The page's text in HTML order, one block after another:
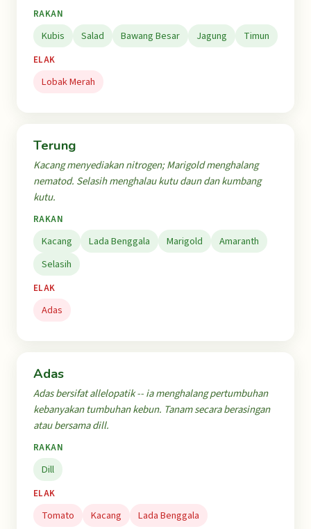
RAKAN
Kubis Salad Bawang Besar Jagung Timun
ELAK
Lobak Merah
Terung
Kacang menyediakan nitrogen; Marigold menghalang
nematod. Selasih menghalau kutu daun dan kumbang
kutu.
RAKAN
Kacang Lada Benggala Marigold
Amaranth
Selasih
ELAK
Adas
Adas
Adas bersifat allelopatik -- ia menghalang pertumbuhan
kebanyakan tumbuhan kebun. Tanam secara berasingan
atau bersama dill.
RAKAN
Dill
ELAK
Tomato Kacang Lada Benggala